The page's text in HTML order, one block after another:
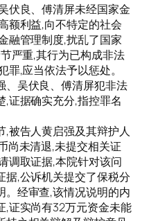
伏良、傅清屏未经国家金
额利益,向不特定的社会
融管理制度,扰乱了国家
严重,其行为已构成非法
,应当依法予以惩处。
、吴伏良、傅清屏犯非法
证据确实充分,指控罪名
,被告人黄启强及其辩护人
尚未清退,未提交相关证
调取证据,本院针对该问
据,公诉机关提交了保税分
。经审查,该情况说明的内
,证实尚有32万元资金未能